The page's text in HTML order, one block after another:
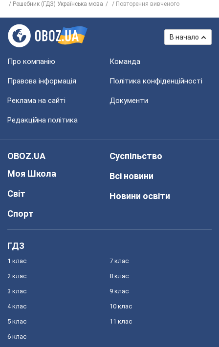
Решебник (ГДЗ) Українська мова
Повторення вивченого
В начало
Про компанію Команда
Правова інформація Політика конфіденційності
Реклама на сайті Документи
Редакційна політика
OBOZ.UA
Моя Школа
Світ
Спорт
Суспільство
Всі новини
Новини освіти
ГДЗ
1 клас
2 клас
3 клас
4 клас
5 клас
6 клас
7 клас
8 клас
9 клас
10 клас
11 клас